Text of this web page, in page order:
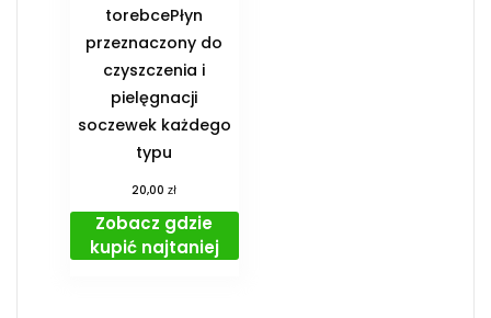
torebcePłyn
przeznaczony do
czyszczenia i
pielęgnacji
soczewek każdego
typu
20,00zł
Zobacz gdzie
kupić najtaniej